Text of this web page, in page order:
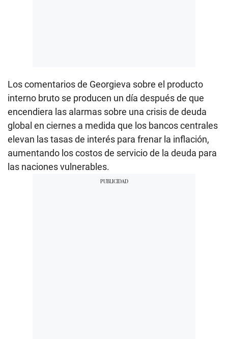
Los comentarios de Georgieva sobre el producto
interno bruto se producen un día después de que
encendiera las alarmas sobre una crisis de deuda
global en ciernes a medida que los bancos centrales
elevan las tasas de interés para frenar la inflación,
aumentando los costos de servicio de la deuda para
las naciones vulnerables.